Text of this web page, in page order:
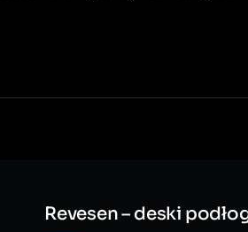
Revesen – deski